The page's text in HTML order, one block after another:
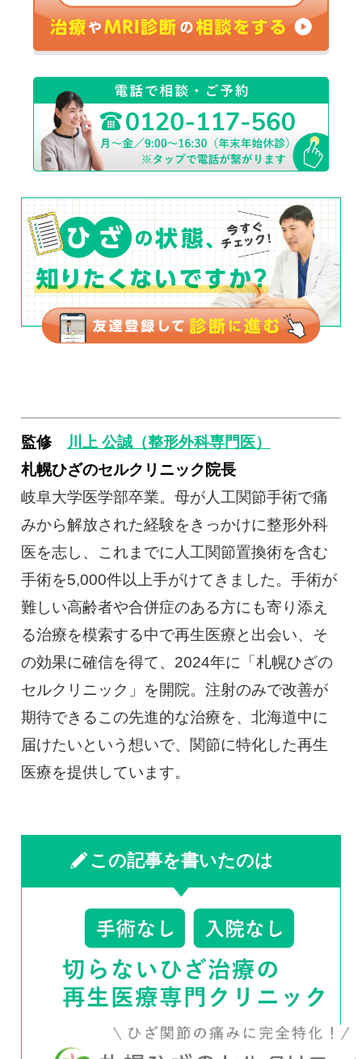
監修
川上 公誠（整形外科専門医）
札幌ひざのセルクリニック院長
岐阜大学医学部卒業。母が人工関節手術で痛
みから解放された経験をきっかけに整形外科
医を志し、これまでに人工関節置換術を含む
手術を5,000件以上手がけてきました。手術が
難しい高齢者や合併症のある方にも寄り添え
る治療を模索する中で再生医療と出会い、そ
の効果に確信を得て、2024年に「札幌ひざの
セルクリニック」を開院。注射のみで改善が
期待できるこの先進的な治療を、北海道中に
届けたいという想いで、関節に特化した再生
医療を提供しています。
この記事を書いたのは